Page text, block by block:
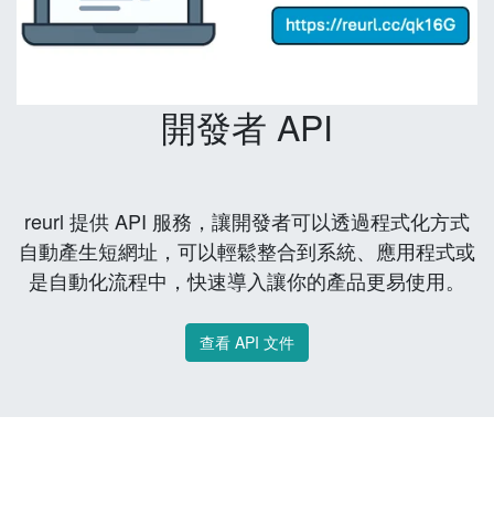
開發者 API
reurl 提供 API 服務，讓開發者可以透過程式化方式
自動產生短網址，可以輕鬆整合到系統、應用程式或
是自動化流程中，快速導入讓你的產品更易使用。
查看 API 文件